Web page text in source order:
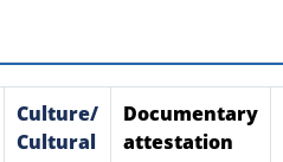
Culture/
Cultural
Documentary
attestation